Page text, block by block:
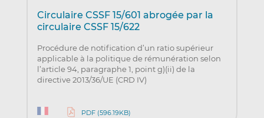
Circulaire CSSF 15/601 abrogée par la
circulaire CSSF 15/622
Procédure de notification d’un ratio supérieur
applicable à la politique de rémunération selon
l’article 94, paragraphe 1, point g)(ii) de la
directive 2013/36/UE (CRD IV)
PDF (596.19KB)